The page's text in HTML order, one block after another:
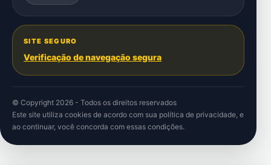
SITE SEGURO
Verificação de navegação segura
© Copyright 2026 - Todos os direitos reservados
Este site utiliza cookies de acordo com sua política de privacidade, e
ao continuar, você concorda com essas condições.